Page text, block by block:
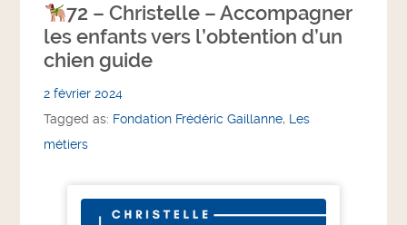
72 – Christelle – Accompagner
les enfants vers l’obtention d’un
chien guide
2 février 2024
Tagged as: Fondation Frédéric Gaillanne, Les
métiers